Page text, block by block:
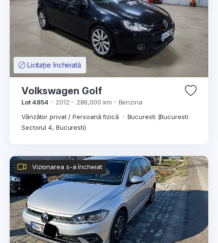
Licitație încheiată
Volkswagen Golf
Lot 4854 2012 289,000 km
Benzina
Vânzător privat / Persoană fizică
Bucuresti (Bucuresti
Sectorul 4, Bucuresti)
Vizionarea s-a încheiat